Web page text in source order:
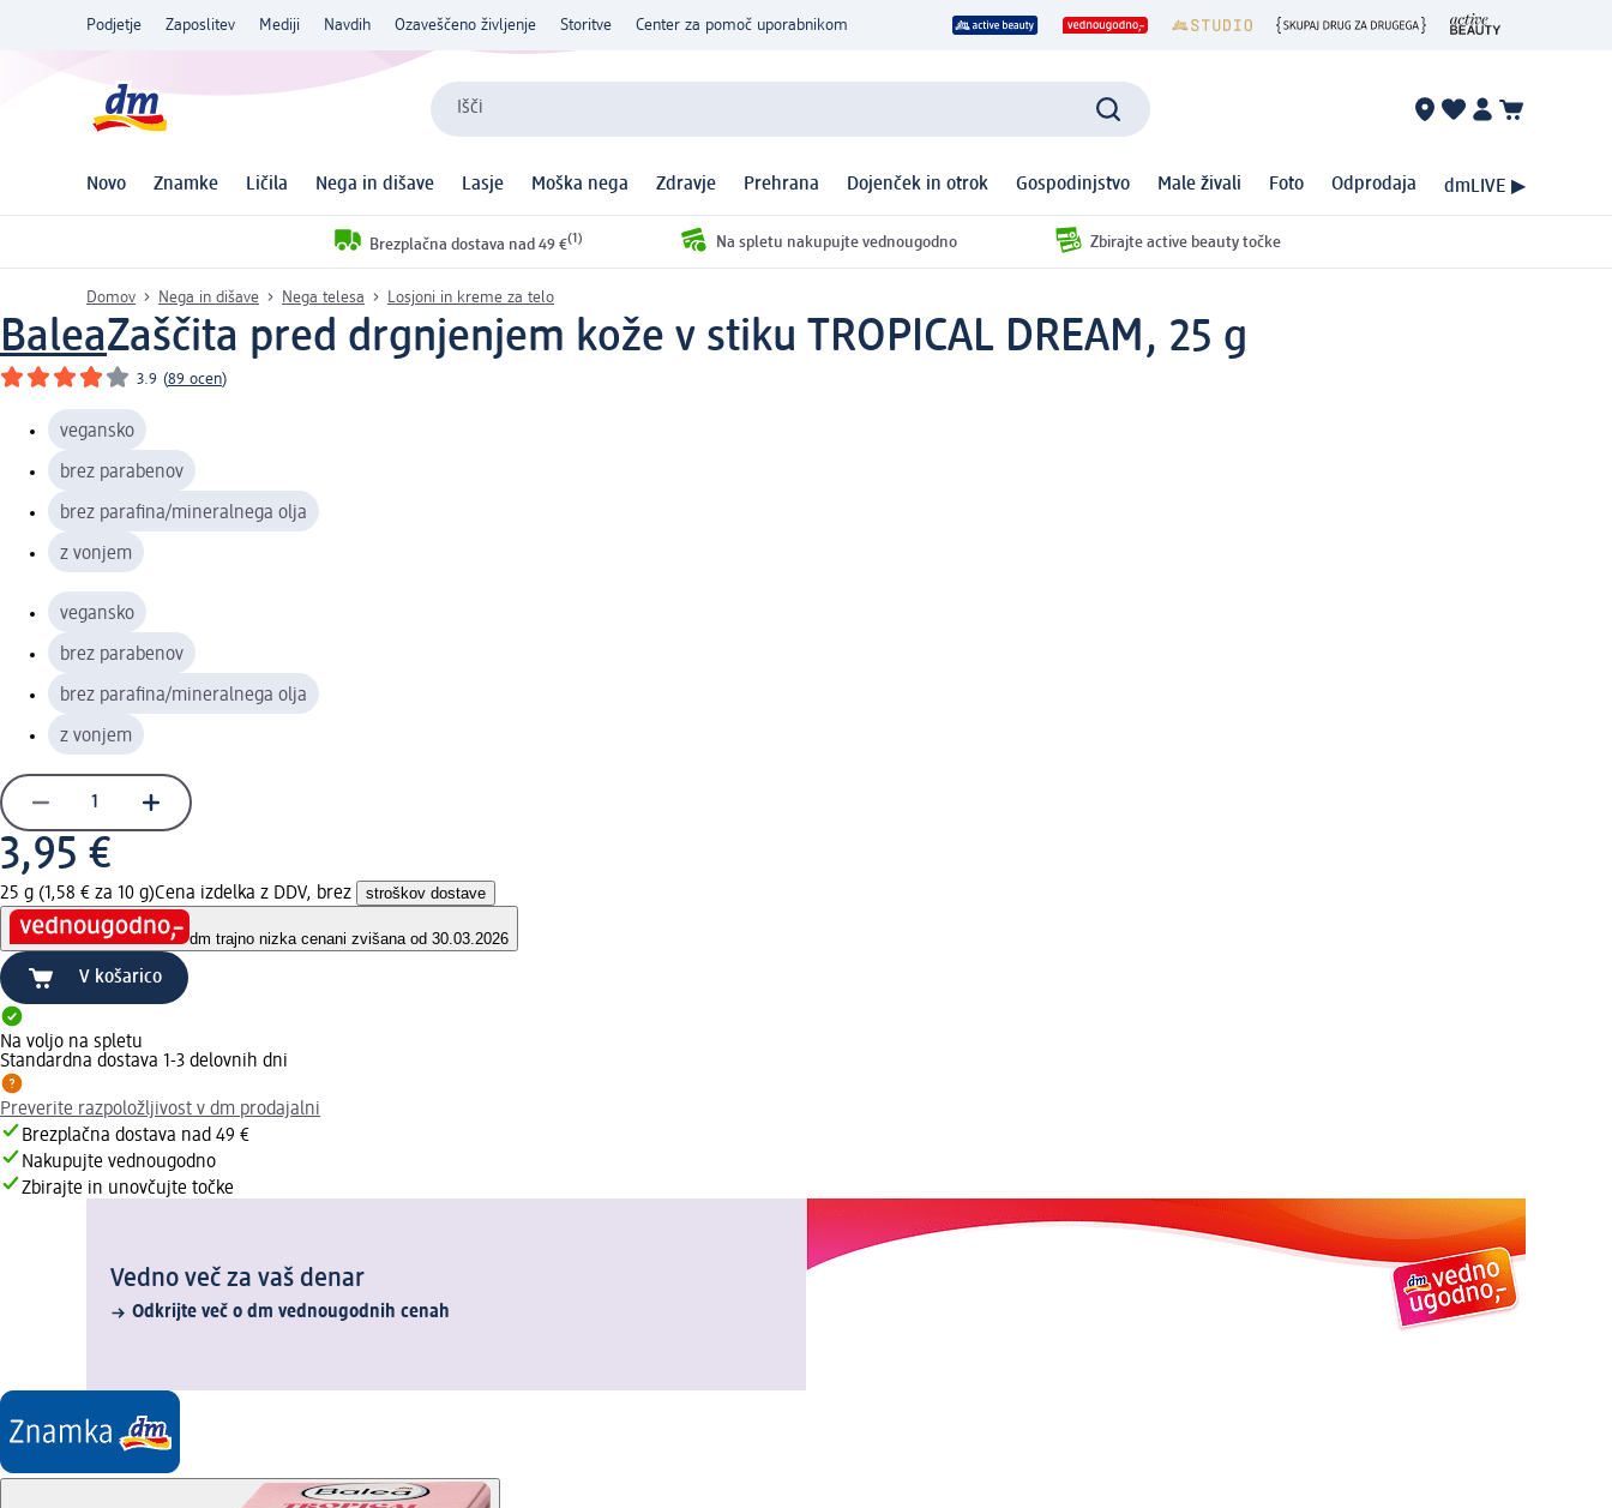
Podjetje Zaposlitev Mediji Navdih Ozaveščeno življenje Storitve Center za pomoč uporabnikom
Išči
Novo Znamke Ličila Nega in dišave Lasje Moška nega Zdravje Prehrana Dojenček in otrok Gospodinjstvo Male živali Foto Odprodaja dmLIVE ▶
Brezplačna dostava nad 49 €(1) Na spletu nakupujte vednougodno Zbirajte active beauty točke
Domov Nega in dišave Nega telesa Losjoni in kreme za telo
BaleaZaščita pred drgnjenjem kože v stiku TROPICAL DREAM, 25 g
3.9 (89 ocen)
vegansko
brez parabenov
brez parafina/mineralnega olja
z vonjem
vegansko
brez parabenov
brez parafina/mineralnega olja
z vonjem
3,95 €
25 g (1,58 € za 10 g)Cena izdelka z DDV, brez stroškov dostave
dm trajno nizka cenani zvišana od 30.03.2026
V košarico
Na voljo na spletu
Standardna dostava 1-3 delovnih dni
Preverite razpoložljivost v dm prodajalni
Brezplačna dostava nad 49 €
Nakupujte vednougodno
Zbirajte in unovčujte točke
Vedno več za vaš denar
Odkrijte več o dm vednougodnih cenah